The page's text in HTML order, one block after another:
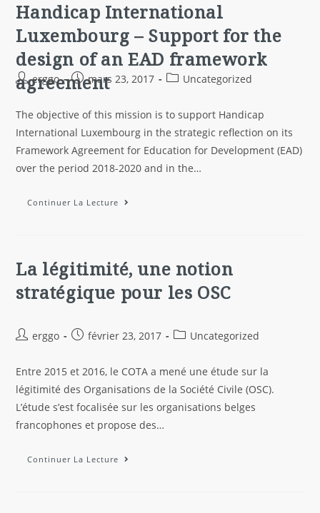
Handicap International
Luxembourg – Support for the
design of an EAD framework
agreement
erggo mars 23, 2017 Uncategorized
The objective of this mission is to support Handicap
International Luxembourg in the strategic reflection on its
Framework Agreement for Education for Development (EAD)
over the period 2018-2020 and in the…
Continuer La Lecture
La légitimité, une notion
stratégique pour les OSC
erggo février 23, 2017 Uncategorized
Entre 2015 et 2016, le COTA a mené une étude sur la
légitimité des Organisations de la Société Civile (OSC).
L’étude s’est focalisée sur les organisations belges
francophones et propose des…
Continuer La Lecture